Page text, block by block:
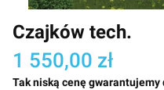
Czajków tech.
1 550,00 zł
Tak niską cenę gwarantujemy